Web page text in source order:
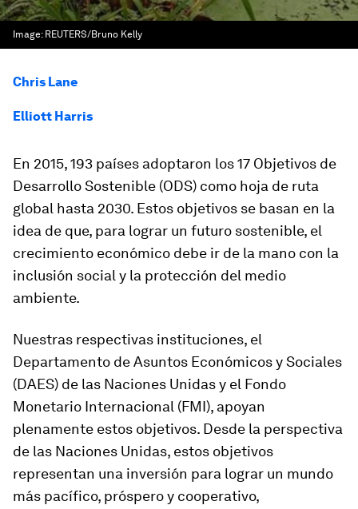
Image: REUTERS/Bruno Kelly
Chris Lane
Elliott Harris
En 2015, 193 países adoptaron los 17 Objetivos de
Desarrollo Sostenible (ODS) como hoja de ruta
global hasta 2030. Estos objetivos se basan en la
idea de que, para lograr un futuro sostenible, el
crecimiento económico debe ir de la mano con la
inclusión social y la protección del medio
ambiente.
Nuestras respectivas instituciones, el
Departamento de Asuntos Económicos y Sociales
(DAES) de las Naciones Unidas y el Fondo
Monetario Internacional (FMI), apoyan
plenamente estos objetivos. Desde la perspectiva
de las Naciones Unidas, estos objetivos
representan una inversión para lograr un mundo
más pacífico, próspero y cooperativo,